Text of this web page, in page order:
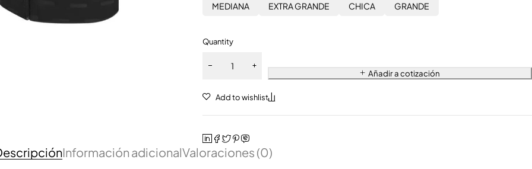
MEDIANA EXTRA GRANDE CHICA GRANDE
Quantity
Añadir a cotización
Información adicionalValoraciones (0)